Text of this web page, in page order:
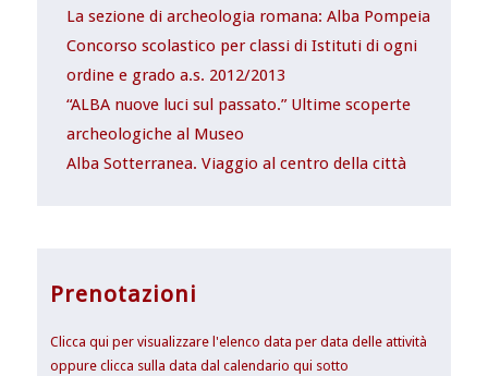
La sezione di archeologia romana: Alba Pompeia
Concorso scolastico per classi di Istituti di ogni
ordine e grado a.s. 2012/2013
“ALBA nuove luci sul passato.” Ultime scoperte
archeologiche al Museo
Alba Sotterranea. Viaggio al centro della città
Prenotazioni
Clicca qui per visualizzare l'elenco data per data delle attività
oppure clicca sulla data dal calendario qui sotto